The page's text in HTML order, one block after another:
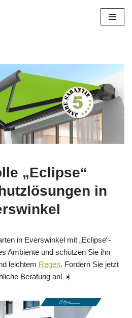
„Eclipse“
in
in Everswinkel mit „Eclipse“-
Ambiente und schützen Sie ihn
leichtem Regen. Fordern Sie jetzt
Beratung an! ☀️